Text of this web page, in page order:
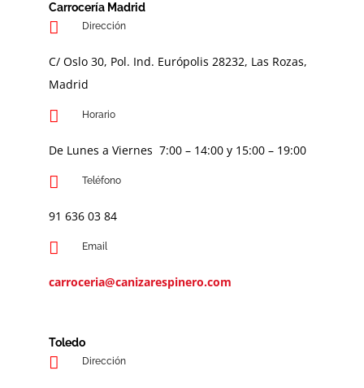
Carrocería Madrid
Dirección
C/ Oslo 30, Pol. Ind. Európolis 28232, Las Rozas,
Madrid
Horario
De Lunes a Viernes 7:00 – 14:00 y 15:00 – 19:00
Teléfono
91 636 03 84
Email
carroceria@canizarespinero.com
Toledo
Dirección